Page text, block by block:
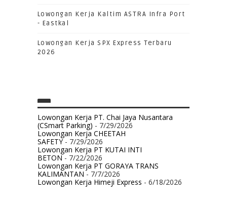
Lowongan Kerja Kaltim ASTRA Infra Port
- Eastkal
Lowongan Kerja SPX Express Terbaru
2026
Lowongan Kerja PT. Chai Jaya Nusantara
(CSmart Parking) - 7/29/2026
Lowongan Kerja CHEETAH
SAFETY- 7/29/2026
Lowongan Kerja PT KUTAI INTI
BETON- 7/22/2026
Lowongan Kerja PT GORAYA TRANS
KALIMANTAN- 7/7/2026
Lowongan Kerja Himeji Express - 6/18/2026